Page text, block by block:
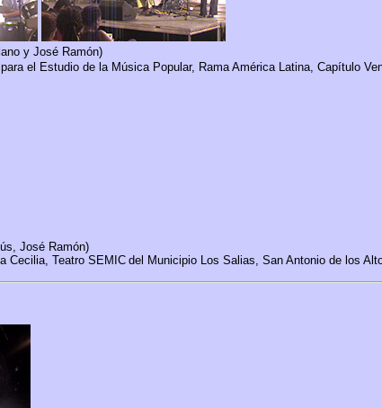
y José Ramón)
el Estudio de la Música Popular, Rama América Latina, Capítulo
José Ramón)
Cecilia, Teatro SEMIC del Municipio Los Salias, San Antonio de los